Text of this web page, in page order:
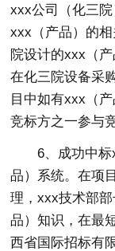
xxx公司（化三
xxx（产品）的
院设计的xxx（
在化三院设备采
目中如有xxx（
竞标方之一参与
6、成功中标
品）系统。在项
理，xxx技术部
品）知识，在最
西省国际招标有